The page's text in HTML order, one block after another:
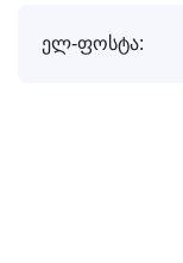
ელ-ფოსტა: